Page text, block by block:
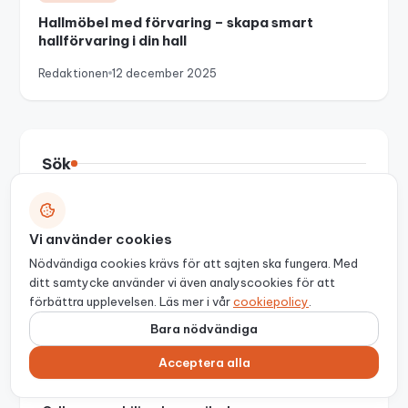
Hallmöbel med förvaring – skapa smart
hallförvaring i din hall
Redaktionen 12 december 2025
Sök
Senaste artiklarna
Taxeringsvärde: så fungerar det och så hittar
Vi använder cookies
Nödvändiga cookies krävs för att sajten ska fungera. Med
ditt samtycke använder vi även analyscookies för att
förbättra upplevelsen. Läs mer i vårcookiepolicy
Bara nödvändiga
Acceptera alla